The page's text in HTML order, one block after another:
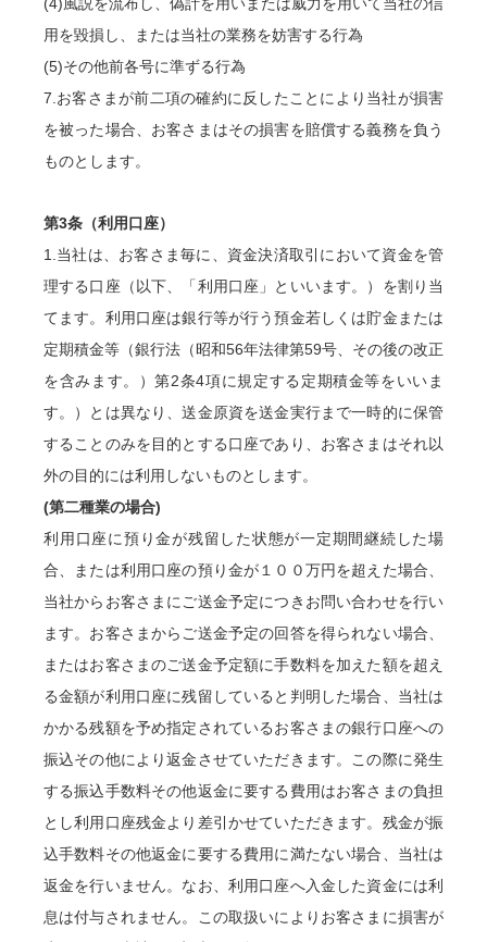
用を毀損し、または当社の業務を妨害する行為
(5)その他前各号に準ずる行為
7.お客さまが前二項の確約に反したことにより当社が損害
を被った場合、お客さまはその損害を賠償する義務を負う
ものとします。
第3条（利用口座）
1.当社は、お客さま毎に、資金決済取引において資金を管
理する口座（以下、「利用口座」といいます。）を割り当
てます。利用口座は銀行等が行う預金若しくは貯金または
定期積金等（銀行法（昭和56年法律第59号、その後の改正
を含みます。）第2条4項に規定する定期積金等をいいま
す。）とは異なり、送金原資を送金実行まで一時的に保管
することのみを目的とする口座であり、お客さまはそれ以
外の目的には利用しないものとします。
(第二種業の場合)
利用口座に預り金が残留した状態が一定期間継続した場
合、または利用口座の預り金が１００万円を超えた場合、
当社からお客さまにご送金予定につきお問い合わせを行い
ます。お客さまからご送金予定の回答を得られない場合、
またはお客さまのご送金予定額に手数料を加えた額を超え
る金額が利用口座に残留していると判明した場合、当社は
かかる残額を予め指定されているお客さまの銀行口座への
振込その他により返金させていただきます。この際に発生
する振込手数料その他返金に要する費用はお客さまの負担
とし利用口座残金より差引かせていただきます。残金が振
込手数料その他返金に要する費用に満たない場合、当社は
返金を行いません。なお、利用口座へ入金した資金には利
息は付与されません。この取扱いによりお客さまに損害が